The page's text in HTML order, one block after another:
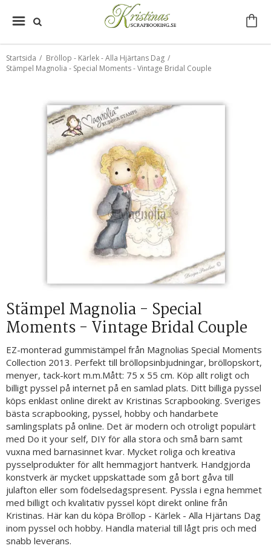
Startsida / Bröllop - Kärlek - Alla Hjärtans Dag /
Stämpel Magnolia - Special Moments - Vintage Bridal Couple
Stämpel Magnolia - Special
Moments - Vintage Bridal Couple
EZ-monterad gummistämpel från Magnolias Special Moments
Collection 2013. Perfekt till bröllopsinbjudningar, bröllopskort,
menyer, tack-kort m.m.Mått: 75 x 55 cm. Köp allt roligt och
billigt pyssel på internet på en samlad plats. Ditt billiga pyssel
köps enklast online direkt av Kristinas Scrapbooking. Sveriges
bästa scrapbooking, pyssel, hobby och handarbete
samlingsplats på online. Det är modern och otroligt populärt
med Do it your self, DIY för alla stora och små barn samt
vuxna med barnasinnet kvar. Mycket roliga och kreativa
pysselprodukter för allt hemmagjort hantverk. Handgjorda
konstverk är mycket uppskattade som gå bort gåva till
julafton eller som födelsedagspresent. Pyssla i egna hemmet
med billigt och kvalitativ pyssel köpt direkt online från
Kristinas. Här kan du köpa Bröllop - Kärlek - Alla Hjärtans Dag
inom pyssel och hobby. Handla material till lågt pris och med
snabb leverans.